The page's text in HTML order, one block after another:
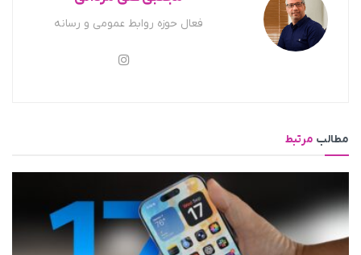
فعال حوزه روابط عمومی و رسانه
مطالب مرتبط